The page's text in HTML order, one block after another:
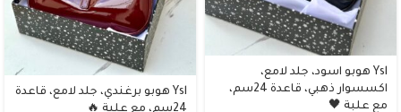
Ysl هوبو اسود، جلد لامع،
اكسسوار ذهبي، قاعدة 24سم،
مع علبة 🖤
Ysl هوبو برغندي، جلد لامع، قاعدة